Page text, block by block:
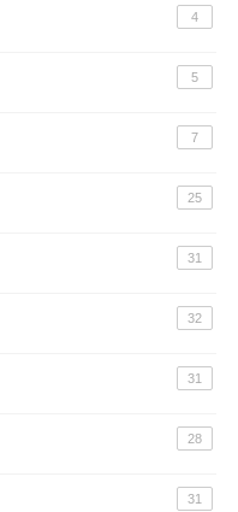
4
5
7
25
31
32
31
28
31